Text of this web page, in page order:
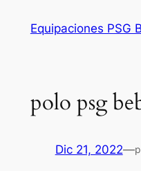
Equipaciones PSG
polo psg
Dic 21, 2022—